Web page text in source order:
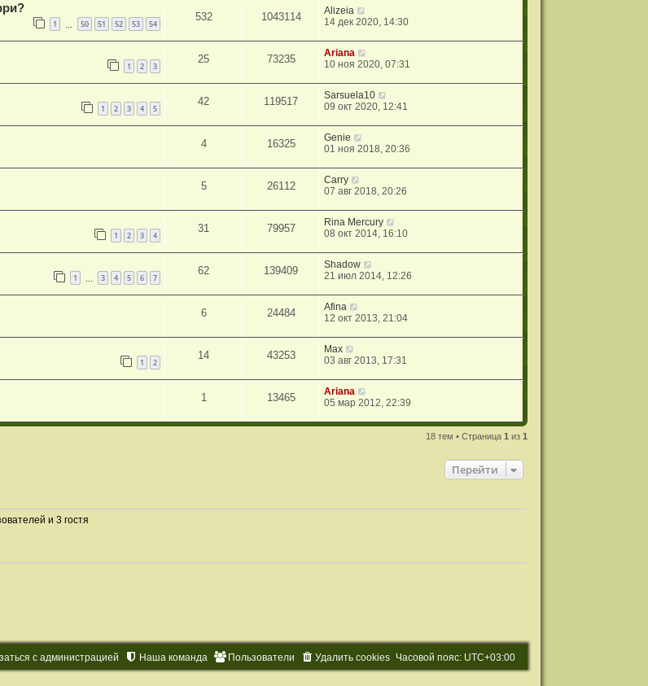
1 50 51 52 53 54
532 1043114
Alizeia
14 дек 2020, 14:30
1 2 3
25 73235
Ariana
10 ноя 2020, 07:31
1 2 3 4 5
42 119517
Sarsuela10
09 окт 2020, 12:41
4 16325
Genie
01 ноя 2018, 20:36
5 26112
Carry
07 авг 2018, 20:26
1 2 3 4
31 79957
Rina Mercury
08 окт 2014, 16:10
1 3 4 5 6 7
62 139409
Shadow
21 июл 2014, 12:26
6 24484
Afina
12 окт 2013, 21:04
1 2
14 43253
Max
03 авг 2013, 17:31
1 13465
Ariana
05 мар 2012, 22:39
18 тем • Страница1 из1
Перейти
и 3 гостя
Часовой пояс: UTC+03:00
Удалить cookies
Пользователи
Наша команда
с администрацией